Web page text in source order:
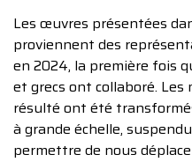
Les œuvres présentées
proviennent des
en 2024, la première fois
et grecs ont collaboré.
résulté ont été
à grande échelle,
permettre de nous